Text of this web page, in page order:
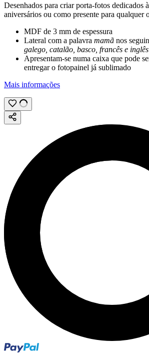
Desenhados para criar porta-fotos dedicados
aniversários ou como presente para qualquer
MDF de 3 mm de espessura
Lateral com a palavra mamã nos
galego, catalão, basco, francês e inglês
Apresentam-se numa caixa que pode
entregar o fotopainel já sublimado
Mais informações